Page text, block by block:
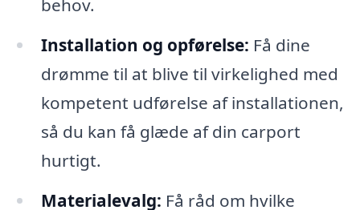
behov.
Installation og opførelse: Få dine
drømme til at blive til virkelighed med
kompetent udførelse af installationen,
så du kan få glæde af din carport
hurtigt.
Materialevalg: Få råd om hvilke